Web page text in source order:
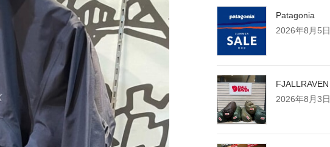
Patagonia
2026年8月5日
FJALLRAVEN
2026年8月3日